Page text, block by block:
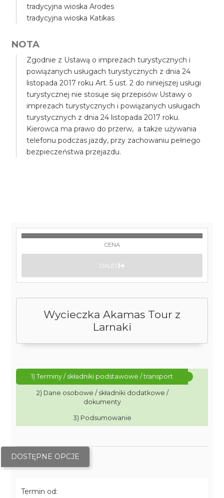
tradycyjna wioska Arodes
tradycyjna wioska Katikas
NOTA
Zgodnie z Ustawą o imprezach turystycznych i
powiązanych usługach turystycznych z dnia 24
listopada 2017 roku Art. 5 ust. 2 do niniejszej usługi
turystycznej nie stosuje się przepisów Ustawy o
imprezach turystycznych i powiązanych usługach
turystycznych z dnia 24 listopada 2017 roku.
Kierowca ma prawo do przerw, a także używania
telefonu podczas jazdy, przy zachowaniu pełnego
bezpieczeństwa przejazdu.
Wycieczka Akamas Tour z
Larnaki
1) Terminy / składniki podstawowe / transport
2) Dane osobowe / składniki dodatkowe /
dokumenty
3) Podsumowanie
DOSTĘPNE OPCJE
Termin od:
CENA
DALEJ